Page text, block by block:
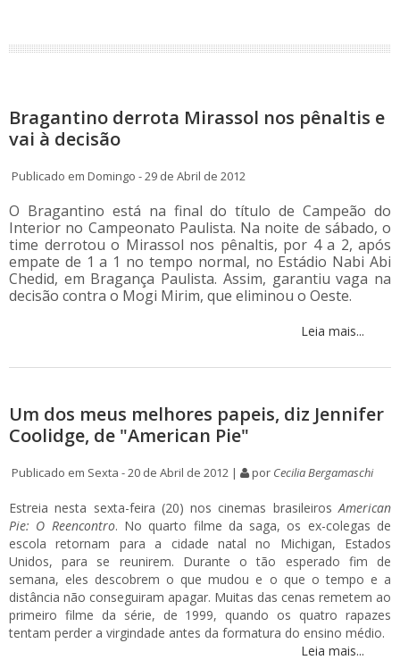
Bragantino derrota Mirassol nos pênaltis e
vai à decisão
Publicado em Domingo - 29 de Abril de 2012
O Bragantino está na final do título de Campeão do
Interior no Campeonato Paulista. Na noite de sábado, o
time derrotou o Mirassol nos pênaltis, por 4 a 2, após
empate de 1 a 1 no tempo normal, no Estádio Nabi Abi
Chedid, em Bragança Paulista. Assim, garantiu vaga na
decisão contra o Mogi Mirim, que eliminou o Oeste.
Leia mais...
Um dos meus melhores papeis, diz Jennifer
Coolidge, de "American Pie"
Publicado em Sexta - 20 de Abril de 2012 | por Cecilia Bergamaschi
Estreia nesta sexta-feira (20) nos cinemas brasileirosAmerican
Pie: O Reencontro. No quarto filme da saga, os ex-colegas de
escola retornam para a cidade natal no Michigan, Estados
Unidos, para se reunirem. Durante o tão esperado fim de
semana, eles descobrem o que mudou e o que o tempo e a
distância não conseguiram apagar. Muitas das cenas remetem ao
primeiro filme da série, de 1999, quando os quatro rapazes
tentam perder a virgindade antes da formatura do ensino médio.
Leia mais...